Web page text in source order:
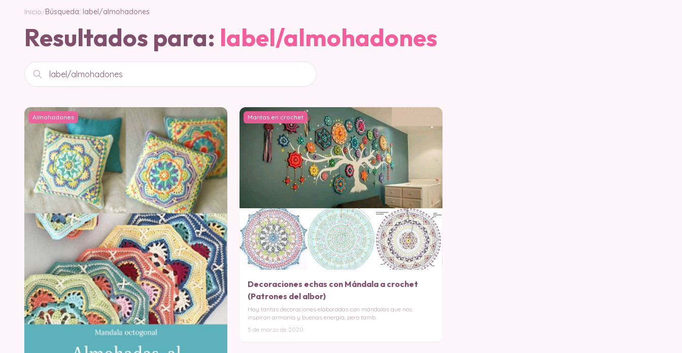
Inicio/Búsqueda: label/almohadones
Resultados para: label/almohadones
Buscar
Almohadones Mantas en crochet
Decoraciones echas con Mándala a crochet
(Patrones del albor)
Hay tantas decoraciones elaboradas con mándalas que nos
inspiran armonía y buenas energía, pero tamb
5 de marzo de 2020